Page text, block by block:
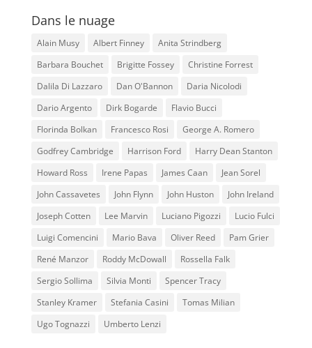
Dans le nuage
Alain Musy Albert Finney
Anita Strindberg
Barbara Bouchet
Brigitte Fossey
Christine Forrest
Dalila Di Lazzaro
Dan O'Bannon
Daria Nicolodi
Dario Argento
Dirk Bogarde
Flavio Bucci
Florinda Bolkan
Francesco Rosi
George A. Romero
Godfrey Cambridge
Harrison Ford
Harry Dean Stanton
Howard Ross
Irene Papas James Caan
Jean Sorel
John Cassavetes
John Flynn John Huston
John Ireland
Joseph Cotten
Lee Marvin Luciano Pigozzi
Lucio Fulci
Luigi Comencini
Mario Bava Oliver Reed
Pam Grier
René Manzor
Roddy McDowall
Rossella Falk
Sergio Sollima
Silvia Monti
Spencer Tracy
Stanley Kramer
Stefania Casini
Tomas Milian
Ugo Tognazzi
Umberto Lenzi